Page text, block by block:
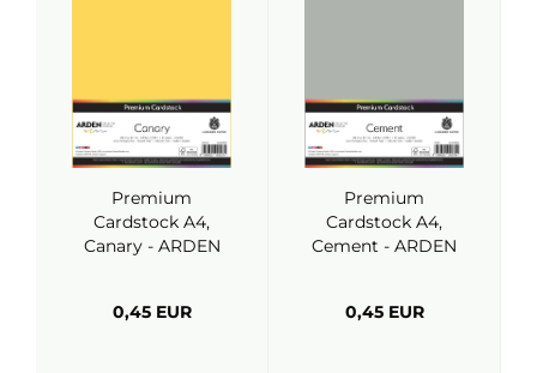
Premium
Cardstock A4,
Canary - ARDEN
0,45 EUR
Premium
Cardstock A4,
Cement - ARDEN
0,45 EUR